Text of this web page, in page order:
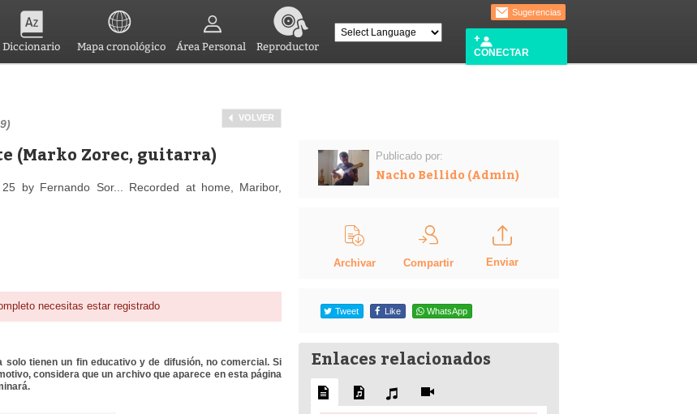
Diccionario Mapa cronológico Área Personal Reproductor
Sugerencias
CONECTAR
VOLVER
(Marko Zorec, guitarra)
by Fernando Sor... Recorded at home, Maribor,
necesitas estar registrado
tienen un fin educativo y de difusión, no comercial. Si
considera que un archivo que aparece en esta página
Publicado por:
Nacho Bellido (Admin)
Archivar Compartir Enviar
Tweet Like WhatsApp
Enlaces relacionados